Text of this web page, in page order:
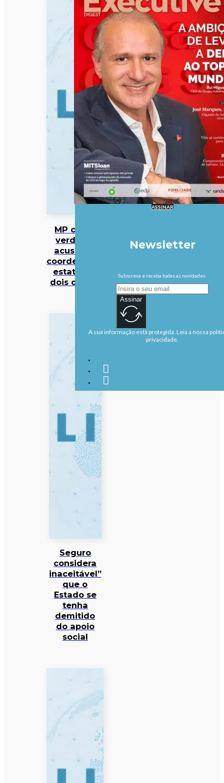
MP cabo-
verdiano
acusa ex-
coordenador
estatal de
dois crimes
Seguro
considera
inaceitável”
que o
Estado se
tenha
demitido
do apoio
social
ASSINAR
Newsletter
Subscreva e receba todas as novidades.
Assinar
A sua informação está protegida. Leia a nossa
privacidade.